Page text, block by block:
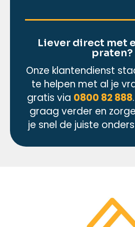
Liever direct met
praten?
Onze klantendienst
te helpen met al je
gratis via 0800 82 888
graag verder en
je snel de juiste